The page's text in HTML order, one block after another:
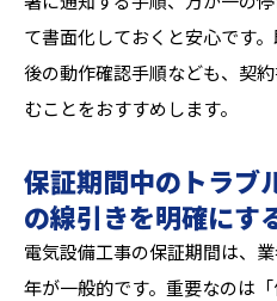
て書面化しておくと安心です
後の動作確認手順なども、契
むことをおすすめします。
保証期間中のトラブ
の線引きを明確にす
電気設備工事の保証期間は、
年が一般的です。重要なのは